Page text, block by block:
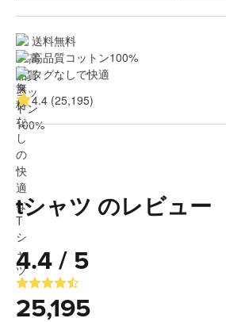
送料無料
高品質コットン100%
タグなしで快適
4.4 (25,195)
tシャツ のレビュー
4.4 / 5
25,195